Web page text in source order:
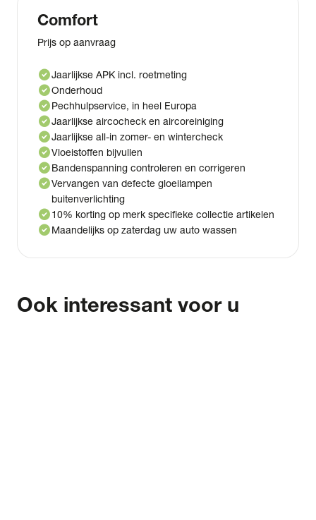
Comfort
Prijs op aanvraag
check_circleJaarlijkse APK incl. roetmeting
check_circleOnderhoud
check_circlePechhulpservice, in heel Europa
check_circleJaarlijkse aircocheck en aircoreiniging
check_circleJaarlijkse all-in zomer- en wintercheck
check_circleVloeistoffen bijvullen
check_circleBandenspanning controleren en corrigeren
check_circleVervangen van defecte gloeilampen
buitenverlichting
check_circle10% korting op merk specifieke collectie artikelen
check_circleMaandelijks op zaterdag uw auto wassen
Ook interessant voor u